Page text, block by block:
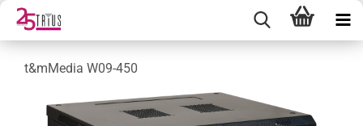
t&mMedia W09-450